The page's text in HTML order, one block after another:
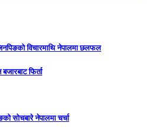
विचारमाथि नेपालमा छलफल
फिर्ता
सोचबारे नेपालमा चर्चा